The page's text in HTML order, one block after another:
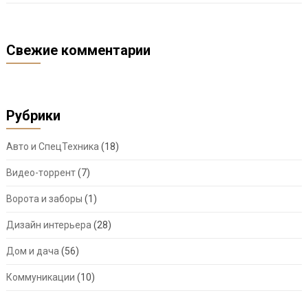
Свежие комментарии
Рубрики
Авто и СпецТехника (18)
Видео-торрент(7)
Ворота и заборы (1)
Дизайн интерьера (28)
Дом и дача (56)
Коммуникации (10)